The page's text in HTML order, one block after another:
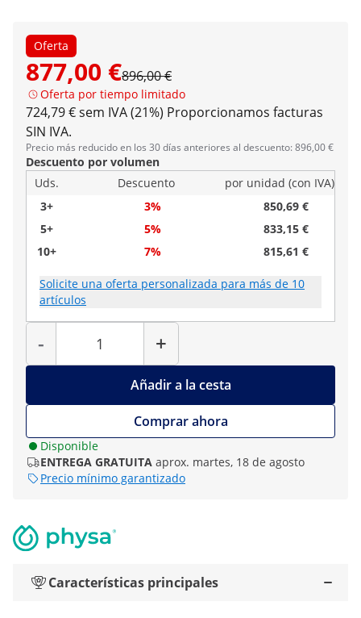
Oferta
877,00 €896,00 €
Oferta por tiempo limitado
724,79 € sem IVA (21%) Proporcionamos facturas
SIN IVA.
Precio más reducido en los 30 días anteriores al descuento: 896,00 €
Descuento por volumen
Uds.
Descuento
por unidad (con IVA)
3+
3%
850,69 €
5+
5%
833,15 €
10+
7% 815,61 €
Solicite una oferta personalizada para más de 10
artículos
-
Cantidad
+
Añadir a la cesta
Comprar ahora
Disponible
ENTREGA GRATUITA aprox. martes, 18 de agosto
Precio mínimo garantizado
Características principales